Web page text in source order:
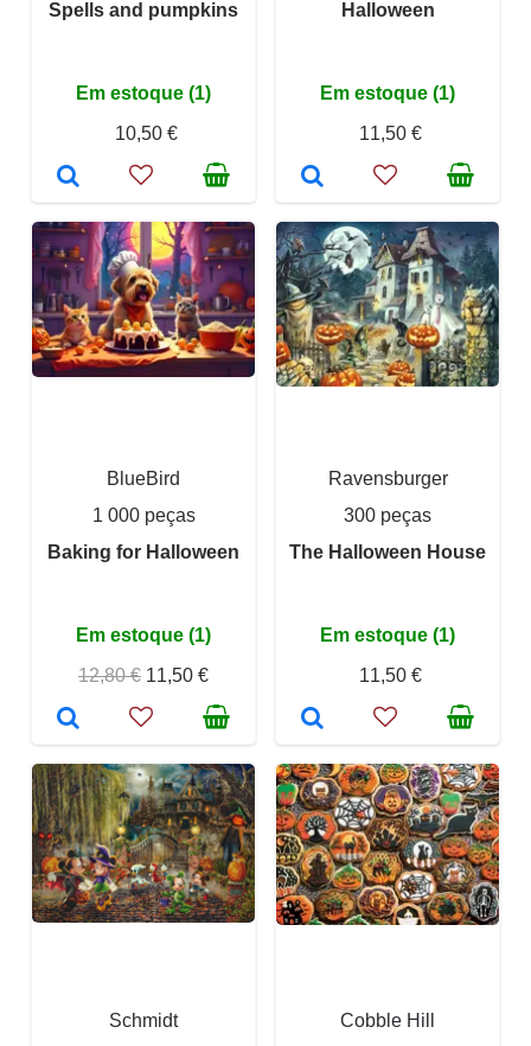
Spells and pumpkins
Em estoque (1)
10,50 €
Halloween
Em estoque (1)
11,50 €
BlueBird
1 000 peças
Baking for Halloween
Em estoque (1)
12,80 € 11,50 €
Ravensburger
300 peças
The Halloween House
Em estoque (1)
11,50 €
Schmidt
Cobble Hill